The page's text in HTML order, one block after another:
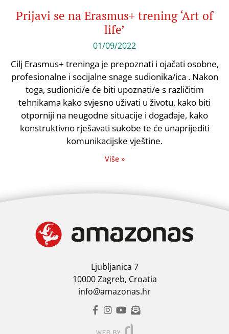
Prijavi se na Erasmus+ trening ‘Art of
life’
01/09/2022
Cilj Erasmus+ treninga je prepoznati i ojačati osobne,
profesionalne i socijalne snage sudionika/ica . Nakon
toga, sudionici/e će biti upoznati/e s različitim
tehnikama kako svjesno uživati u životu, kako biti
otporniji na neugodne situacije i događaje, kako
konstruktivno rješavati sukobe te će unaprijediti
komunikacijske vještine.
Više »
Ljubljanica 7
10000 Zagreb, Croatia
info@amazonas.hr